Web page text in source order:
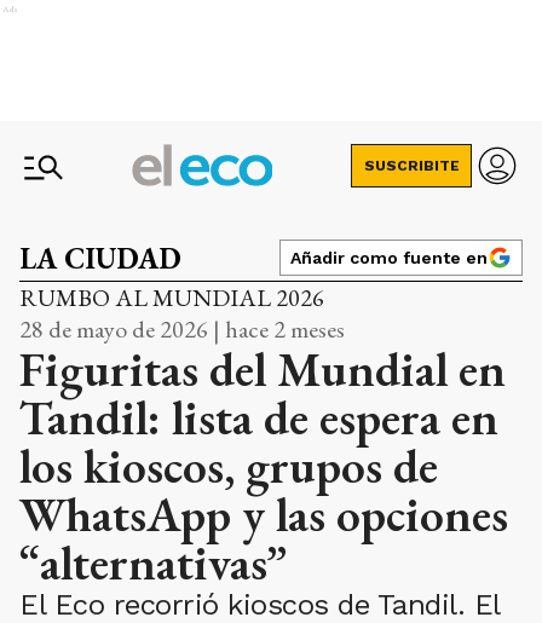
Ads
SUSCRIBITE
LA CIUDAD Añadir como fuente en
RUMBO AL MUNDIAL 2026
28 de mayo de 2026 | hace 2 meses
Figuritas del Mundial en
Tandil: lista de espera en
los kioscos, grupos de
WhatsApp y las opciones
“alternativas”
El Eco recorrió kioscos de Tandil. El